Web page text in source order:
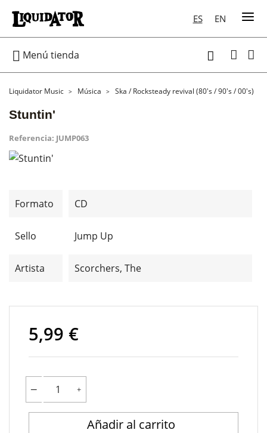
ES EN
 Menú tienda 
Liquidator Music Música Ska / Rocksteady revival (80's / 90's / 00's)
Stuntin'
Referencia: JUMP063
Formato CD
Sello Jump Up
Artista Scorchers, The
5,99 €
Añadir al carrito